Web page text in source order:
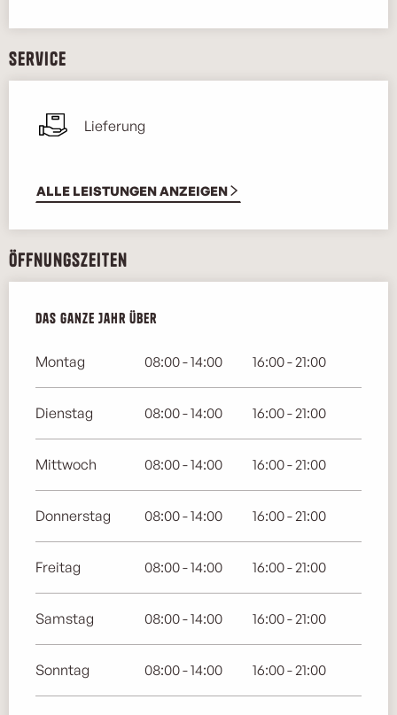
Service
Lieferung
ALLE LEISTUNGEN ANZEIGEN
Öffnungszeiten
Das ganze Jahr über
Das ganze Jahr über
Montag 08:00 - 14:00 16:00 - 21:00
Dienstag 08:00 - 14:00 16:00 - 21:00
Mittwoch 08:00 - 14:00 16:00 - 21:00
Donnerstag 08:00 - 14:00 16:00 - 21:00
Freitag 08:00 - 14:00 16:00 - 21:00
Samstag 08:00 - 14:00 16:00 - 21:00
Sonntag 08:00 - 14:00 16:00 - 21:00